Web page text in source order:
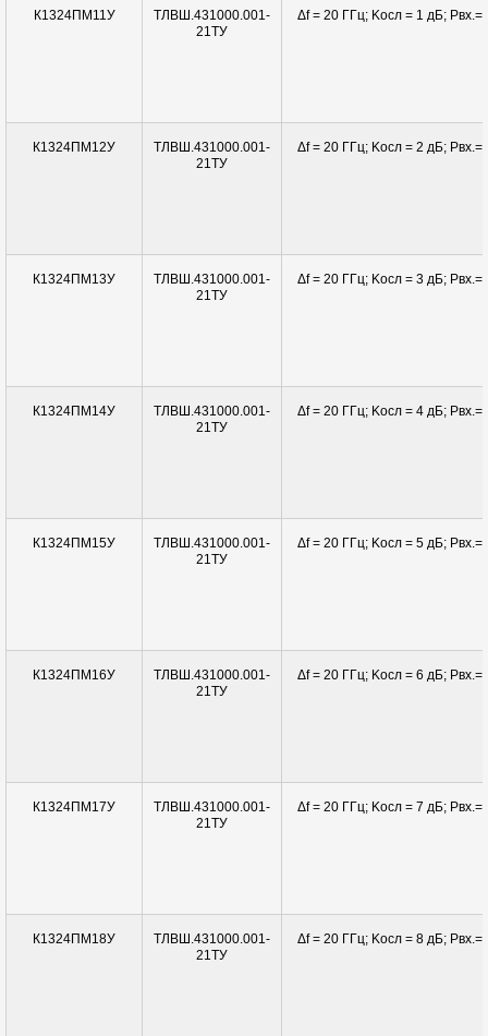
К1324ПМ11У
ТЛВШ.431000.001-
21ТУ
Δf = 20 ГГц; Kосл = 1 дБ; Pвx.=
К1324ПМ12У
ТЛВШ.431000.001-
21ТУ
Δf = 20 ГГц; Kосл = 2 дБ; Pвx.=
К1324ПМ13У
ТЛВШ.431000.001-
21ТУ
Δf = 20 ГГц; Kосл = 3 дБ; Pвx.=
К1324ПМ14У
ТЛВШ.431000.001-
21ТУ
Δf = 20 ГГц; Kосл = 4 дБ; Pвx.=
К1324ПМ15У
ТЛВШ.431000.001-
21ТУ
Δf = 20 ГГц; Kосл = 5 дБ; Pвx.=
К1324ПМ16У
ТЛВШ.431000.001-
21ТУ
Δf = 20 ГГц; Kосл = 6 дБ; Pвx.=
К1324ПМ17У
ТЛВШ.431000.001-
21ТУ
Δf = 20 ГГц; Kосл = 7 дБ; Pвx.=
К1324ПМ18У
ТЛВШ.431000.001-
21ТУ
Δf = 20 ГГц; Kосл = 8 дБ; Pвx.=